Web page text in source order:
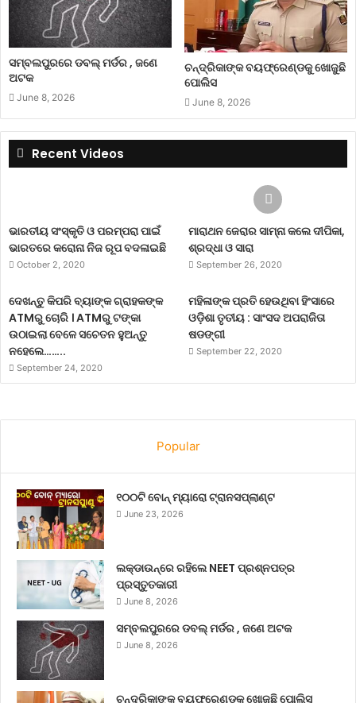
ସମ୍ବଲପୁରରେ ଡବଲ୍ ମର୍ଡର , ଜଣେ
ଅଟକ
June 8, 2026
ଚନ୍ଦ୍ରିକାଙ୍କ ବୟଫ୍ରେଣ୍ଡକୁ ଖୋଜୁଛି
ପୋଲିସ
June 8, 2026
Recent Videos
ଭାରତୀୟ ସଂସ୍କୃତି ଓ ପରମ୍ପରା ପାଇଁ
ଭାରତରେ କରୋନା ନିଜ ରୂପ ବଦଳାଇଛି
October 2, 2020
ମାରାଥନ ଜେରାର ସାମ୍ନା କଲେ ଦୀପିକା,
ଶ୍ରଦ୍ଧା ଓ ସାରା
September 26, 2020
ଦେଖନ୍ତୁ କିପରି ବ୍ୟାଙ୍କ ଗ୍ରାହକଙ୍କ
ATMରୁ ଚୋରି । ATMରୁ ଟଙ୍କା
ଉଠାଇଲା ବେଳେ ସଚେତନ ହୁଅନ୍ତୁ
ନହେଲେ……..
September 24, 2020
ମହିଳାଙ୍କ ପ୍ରତି ହେଉଥିବା ହିଂସାରେ
ଓଡ଼ିଶା ତୃତୀୟ : ସାଂସଦ ଅପରାଜିତା
ଷଡଙ୍ଗୀ
September 22, 2020
Popular
୧୦୦ଟି ବୋନ୍ ମ୍ୟାରୋ ଟ୍ରାନସପ୍ଲାଣ୍ଟ
June 23, 2026
ଲକ୍‌ଡାଉନ୍‌ରେ ରହିଲେ NEET ପ୍ରଶ୍ନପତ୍ର
ପ୍ରସ୍ତୁତକାରୀ
June 8, 2026
ସମ୍ବଲପୁରରେ ଡବଲ୍ ମର୍ଡର , ଜଣେ ଅଟକ
June 8, 2026
ଚନ୍ଦ୍ରିକାଙ୍କ ବୟଫ୍ରେଣ୍ଡକୁ ଖୋଜୁଛି ପୋଲିସ